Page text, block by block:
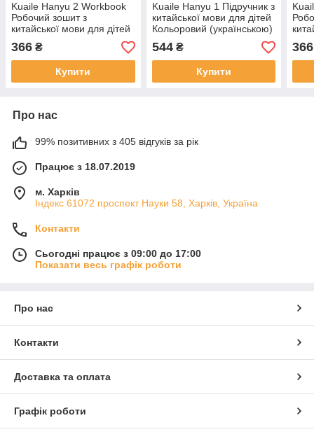
Kuaile Hanyu 2 Workbook
Робочий зошит з
китайської мови для дітей
Чорно-білий (англійською)
366 ₴
Купити
Kuaile Hanyu 1 Підручник з
китайської мови для дітей
Кольоровий (українською)
544₴
Купити
366
Про нас
99% позитивних з 405 відгуків за рік
Працює з 18.07.2019
м. Харків
Індекс 61072 проспект Науки 58, Харків, Україна
Контакти
Сьогодні працює з 09:00 до 17:00
Показати весь графік роботи
Про нас
Контакти
Доставка та оплата
Графік роботи